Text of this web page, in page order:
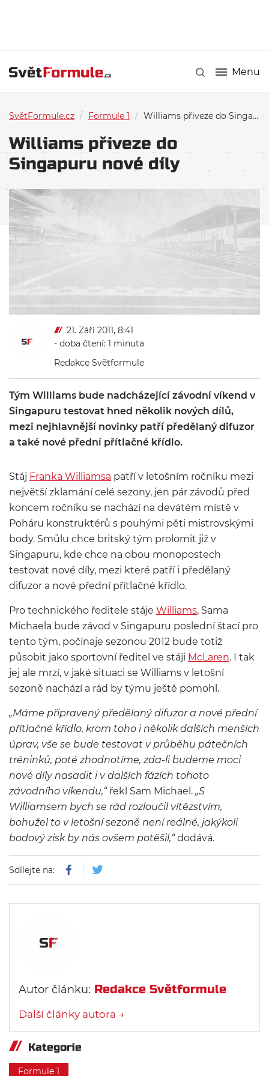
Menu
SvětFormule.cz / Formule 1 / Williams přiveze do Singapuru nové díly
Williams přiveze do
Singapuru nové díly
21. Září 2011, 8:41
- doba čtení: 1 minuta
Redakce Světformule
Tým Williams bude nadcházející závodní víkend v
Singapuru testovat hned několik nových dílů,
mezi nejhlavnější novinky patří předělaný difuzor
a také nové přední přítlačné křídlo.
Stáj Franka Williamsa patří v letošním ročníku mezi
největší zklamání celé sezony, jen pár závodů před
koncem ročníku se nachází na devátém místě v
Poháru konstruktérů s pouhými pěti mistrovskými
body. Smůlu chce britský tým prolomit již v
Singapuru, kde chce na obou monopostech
testovat nové díly, mezi které patří i předělaný
difuzor a nové přední přítlačné křídlo.
Pro technického ředitele stáje Williams, Sama
Michaela bude závod v Singapuru poslední štací pro
tento tým, počínaje sezonou 2012 bude totiž
působit jako sportovní ředitel ve stáji McLaren. I tak
jej ale mrzí, v jaké situaci se Williams v letošní
sezoně nachází a rád by týmu ještě pomohl.
„Máme připravený předělaný difuzor a nové přední
přítlačné křídlo, krom toho i několik dalších menších
úprav, vše se bude testovat v průběhu pátečních
tréninků, poté zhodnotíme, zda-li budeme moci
nové díly nasadit i v dalších fázích tohoto
závodního víkendu,“řekl Sam Michael. „S
Williamsem bych se rád rozloučil vítězstvím,
bohužel to v letošní sezoně není reálné, jakýkoli
bodový zisk by nás ovšem potěšil,“dodává.
Sdílejte na:
Autor článku: Redakce Světformule
Další články autora →
Kategorie
Formule 1